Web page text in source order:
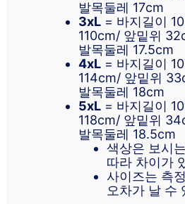
발목둘레 17cm
3xL = 바지길이
110cm/ 앞밑위
발목둘레 17.5cm
4xL = 바지길이
114cm/ 앞밑위
발목둘레 18cm
5xL = 바지길이
118cm/ 앞밑위
발목둘레 18.5cm
색상은 보시
따라 차이가
사이즈는 측
오차가 날 수